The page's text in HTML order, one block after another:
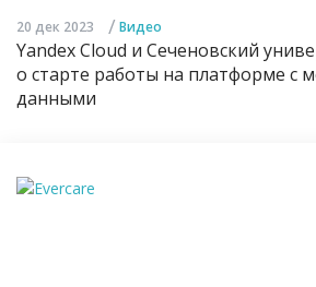
20 дек 2023 / Видео
Yandex Cloud и Сеченовский
о старте работы на платформе с
данными